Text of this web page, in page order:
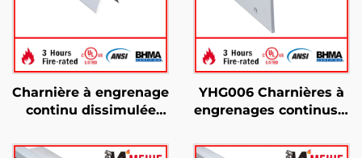
Charnière à engrenage
continu dissimulée
YHG006 Charnières à
engrenages continus à